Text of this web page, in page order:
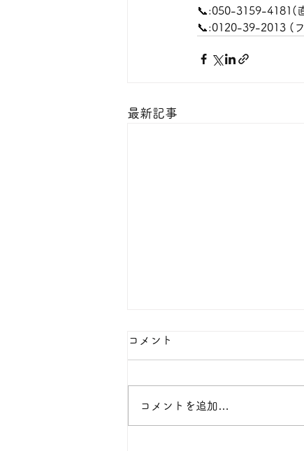
📞:050-3159-4181(
📞:0120-39-2013 (
最新記事
🐶🐦️🐱🐰11月22日はペット
たちに感謝する日！
も呼ばれ、傍にいてくれるだけ
喜びや楽しみ、そして幸せを感
コメント
コメントを追加…